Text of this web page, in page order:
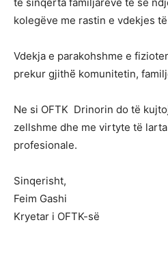
kolegëve me rastin e vdekjes
Vdekja e parakohshme e
prekur gjithë̈ komunitetin,
Ne si OFTK Drinorin do të
zellshme dhe me virtyte të
profesionale.
Sinqerisht,
Feim Gashi
Kryetar i OFTK-së